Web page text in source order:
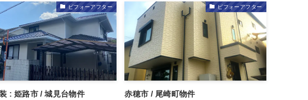
ビフォーアフター
: 姫路市 / 城見台物件
ビフォーアフター
赤穂市 / 尾崎町物件